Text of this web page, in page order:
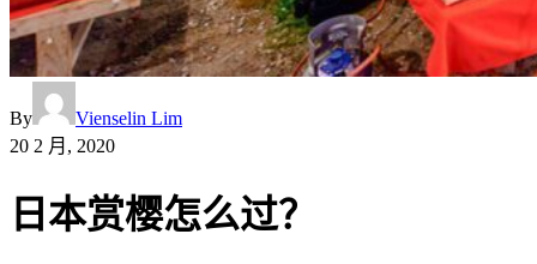
By
Vienselin Lim
20 2 月, 2020
日本赏樱怎么过？